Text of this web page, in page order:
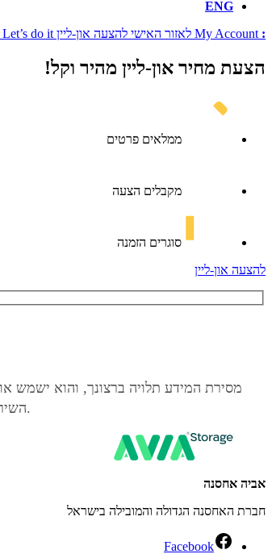
ENG
:
My Account לאזור האישי להצעה און-ליין Let’s do it
הצעת מחיר און-ליין מהיר וקל!
ממלאים פרטים
מקבלים הצעה
סוגרים הזמנה
להצעה און-ליין
שלנו.
אביה אחסנה
חברת האחסנה הגדולה והמובילה בישראל
Facebook